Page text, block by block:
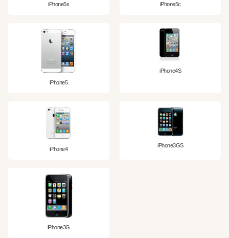
iPhone5s iPhone5c
iPhone5
iPhone4S
iPhone4
iPhone3GS
iPhone3G